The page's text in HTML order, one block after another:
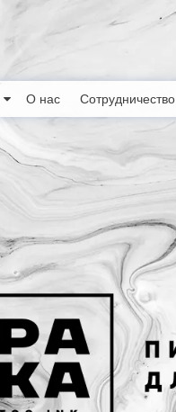
О нас Сотрудничество